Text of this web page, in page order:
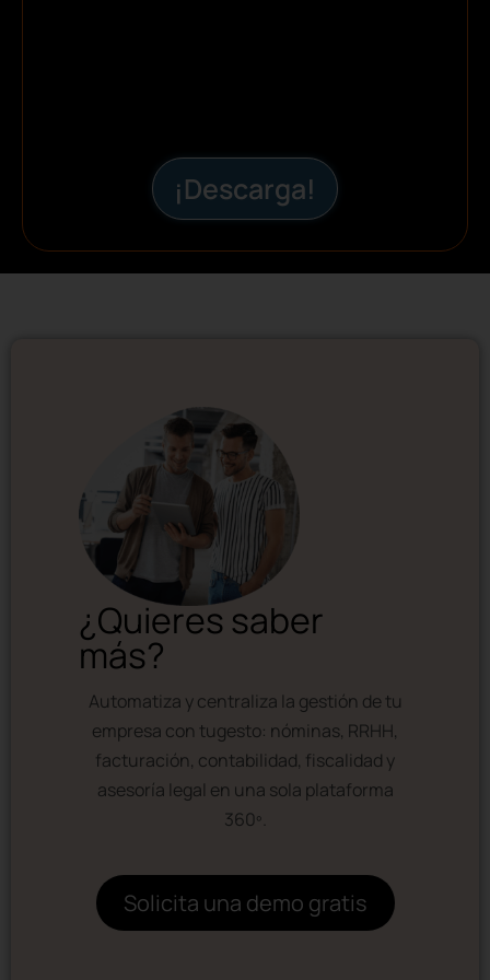
¡Descarga!
¿Quieres saber
más?
Automatiza y centraliza la gestión de tu
empresa con tugesto: nóminas, RRHH,
facturación, contabilidad, fiscalidad y
asesoría legal en una sola plataforma
360º.
Solicita una demo gratis